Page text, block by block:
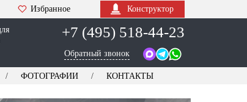
Избранное Конструктор
+7 (495) 518-44-23
Обратный звонок
ФОТОГРАФИИ КОНТАКТЫ